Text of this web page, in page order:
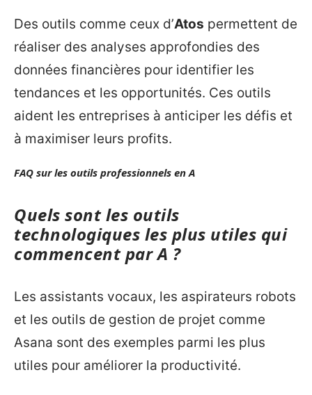
Des outils comme ceux d’Atos permettent de
réaliser des analyses approfondies des
données financières pour identifier les
tendances et les opportunités. Ces outils
aident les entreprises à anticiper les défis et
à maximiser leurs profits.
FAQ sur les outils professionnels en A
Quels sont les outils
technologiques les plus utiles qui
commencent par A ?
Les assistants vocaux, les aspirateurs robots
et les outils de gestion de projet comme
Asana sont des exemples parmi les plus
utiles pour améliorer la productivité.